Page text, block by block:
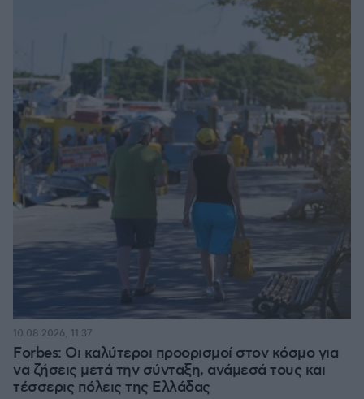
Forbes: Οι καλύτεροι προορισμοί στον κόσμο για
να ζήσεις μετά την σύνταξη, ανάμεσά τους και
τέσσερις πόλεις της Ελλάδας
10.08.2026, 11:37